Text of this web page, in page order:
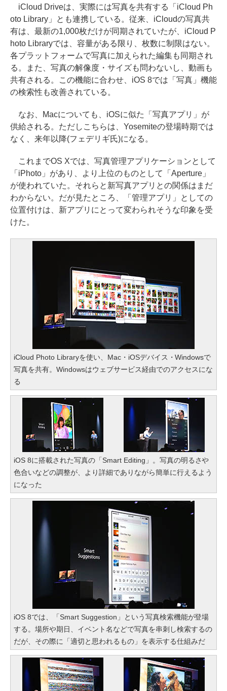
iCloud Driveは、実際には写真を共有する「iCloud Ph
oto Library」とも連携している。従来、iCloudの写真共
有は、最新の1,000枚だけが同期されていたが、iCloud P
hoto Libraryでは、容量がある限り、枚数に制限はない。
各プラットフォームで写真に加えられた編集も同期され
る。また、写真の解像度・サイズも問わないし、動画も
共有される。この機能に合わせ、iOS 8では「写真」機能
の検索性も改善されている。
なお、Macについても、iOSに似た「写真アプリ」が
供給される。ただしこちらは、Yosemiteの登場時期では
なく、来年以降(フェデリギ氏)になる。
これまでOS Xでは、写真管理アプリケーションとして
「iPhoto」があり、より上位のものとして「Aperture」
が使われていた。それらと新写真アプリとの関係はまだ
わからない。だが見たところ、「管理アプリ」としての
位置付けは、新アプリにとって変わられそうな印象を受
けた。
iCloud Photo Libraryを使い、Mac・iOSデバイス・Windowsで
写真を共有。Windowsはウェブサービス経由でのアクセスにな
る
iOS 8に搭載された写真の「Smart Editing」。写真の明るさや
色合いなどの調整が、より詳細でありながら簡単に行えるよう
になった
iOS 8では、「Smart Suggestion」という写真検索機能が登場
する。場所や期日、イベント名などで写真を串刺し検索するの
だが、その際に「適切と思われるもの」を表示する仕組みだ